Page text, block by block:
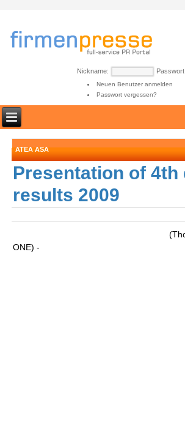
Nickname: Passwort:
Neuen Benutzer anmelden
Passwort vergessen?
ATEA ASA
Presentation of 4th
results 2009
ONE) -